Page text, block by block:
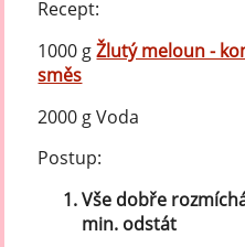
Recept:
1000 gŽlutý meloun -
směs
2000 g Voda
Postup:
Vše dobře
min. odstát